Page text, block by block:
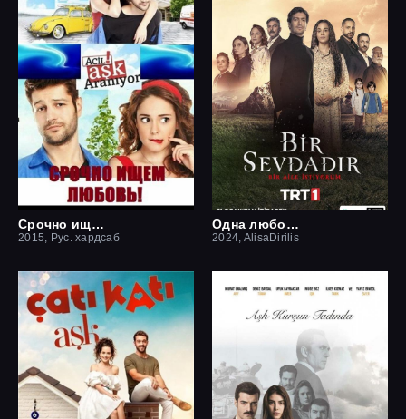
Срочно ищем любовь
2015, Рус. хардсаб
Одна любовь
2024, AlisaDirilis